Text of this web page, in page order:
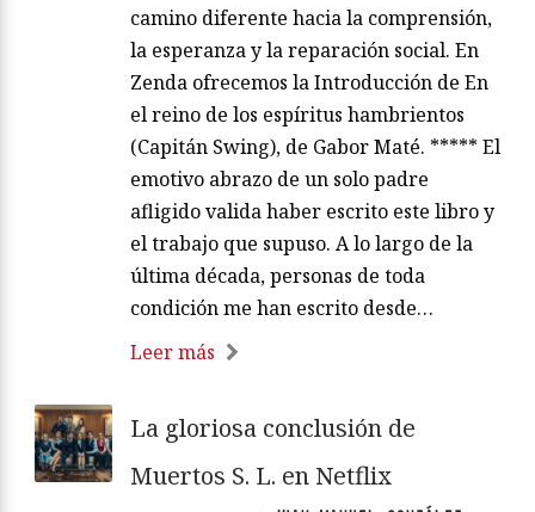
camino diferente hacia la comprensión,
la esperanza y la reparación social. En
Zenda ofrecemos la Introducción de En
el reino de los espíritus hambrientos
(Capitán Swing), de Gabor Maté. ***** El
emotivo abrazo de un solo padre
afligido valida haber escrito este libro y
el trabajo que supuso. A lo largo de la
última década, personas de toda
condición me han escrito desde…
Leer más
La gloriosa conclusión de
Muertos S. L. en Netflix